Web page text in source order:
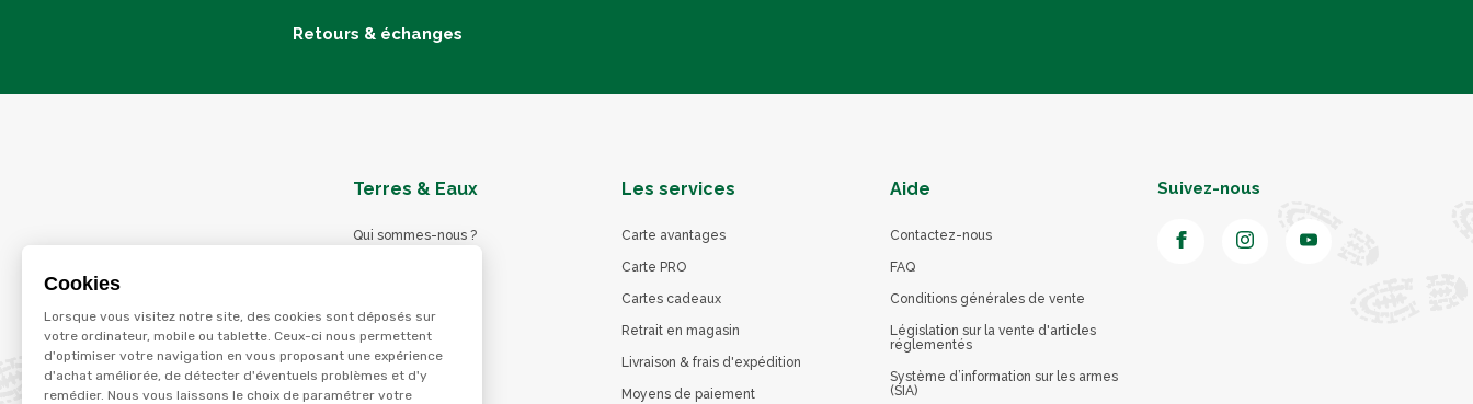
Cookies
Lorsque vous visitez notre site, des cookies sont déposés sur
votre ordinateur, mobile ou tablette. Ceux-ci nous permettent
d'optimiser votre navigation en vous proposant une expérience
d'achat améliorée, de détecter d'éventuels problèmes et d'y
remédier. Nous vous laissons le choix de paramétrer votre
Retours & échanges
Terres & Eaux
Qui sommes-nous ?
Nos services
Nos offres d'emploi
Catalogues en ligne
Les services
Carte avantages
Carte PRO
Cartes cadeaux
Retrait en magasin
Livraison & frais d'expédition
Moyens de paiement
Aide
Contactez-nous
FAQ
Conditions générales de vente
Législation sur la vente d'articles
réglementés
Système d’information sur les armes
(SIA)
Suivez-nous